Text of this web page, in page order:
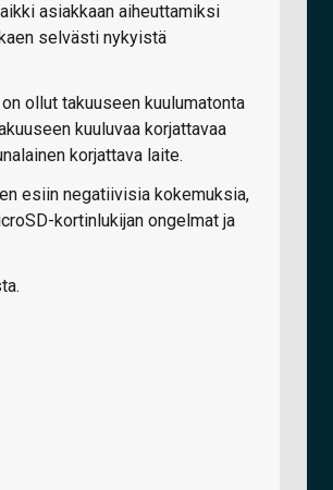
asiakkaan aiheuttamiksi
selvästi nykyistä
ollut takuuseen kuulumatonta
kuuluvaa korjattavaa
korjattava laite.
esiin negatiivisia kokemuksia,
kortinlukijan ongelmat ja